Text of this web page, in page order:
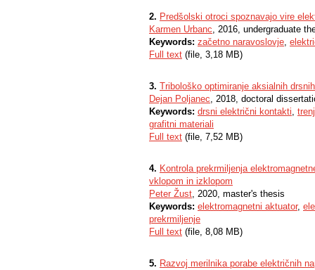
2. Predšolski otroci spoznavajo vire
Karmen Urbanc, 2016, undergraduate
Keywords: začetno naravoslovje,
Full text (file, 3,18 MB)
3. Tribološko optimiranje aksialnih
Dejan Poljanec, 2018, doctoral
Keywords: drsni električni kontakti,
grafitni materiali
Full text (file, 7,52 MB)
4. Kontrola prekrmiljenja
vklopom in izklopom
Peter Žust, 2020, master's thesis
Keywords: elektromagnetni aktuator,
prekrmiljenje
Full text (file, 8,08 MB)
5. Razvoj merilnika porabe električnih